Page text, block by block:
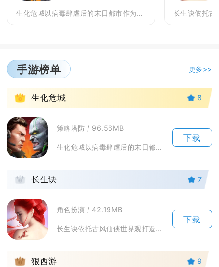
生化危城以病毒肆虐后的末日都市作为故事舞台，人类社...
手游榜单 更多>>
1 生化危城 8
策略塔防 / 96.56MB
生化危城以病毒肆虐后的末日都市作为故事舞台，人类社会崩塌，丧尸与变异生物占据城市各处，幸存...
下载
2 长生诀 7
角色扮演 / 42.19MB
长生诀依托古风仙侠世界观打造开放3D修仙世界，围绕上古秘宝引发的纷争展开完整主线剧情。游戏...
下载
3 狠西游 9